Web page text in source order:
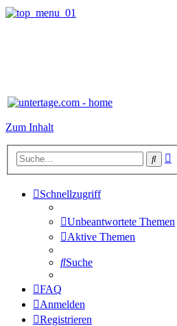
Zum Inhalt
Suche
Schnellzugriff
Unbeantwortete Themen
Aktive Themen
Suche
FAQ
Anmelden
Registrieren